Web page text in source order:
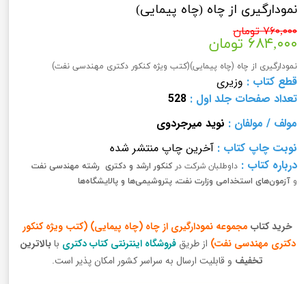
نمودارگیری از چاه (چاه پیمایی)
۷۶۰,۰۰۰ تومان
۶۸۴,۰۰۰ تومان
نمودارگیری از چاه (چاه پیمایی)(کتب ویژه کنکور دکتری مهندسی نفت)
قطع کتاب : وزیری
تعداد صفحات جلد اول :
528
مولف / مولفان : نوید میرجردوی
نوبت چاپ کتاب : آخرین چاپ منتشر شده
درباره کتاب : داوطلبان شرکت در کنکور ارشد و دکتری رشته مهندسی نفت
و آزمون‌های استخدامی وزارت نفت، پتروشیمی‌ها و پالایشگاه‌ها
خرید کتاب مجموعه نمودارگیری از چاه (چاه پیمایی) (کتب ویژه کنکور
دکتری مهندسی نفت) از طریق فروشگاه اینترنتی کتاب دکتری بابالاترین
تخفیف و قابلیت ارسال به سراسر کشور امکان پذیر است.